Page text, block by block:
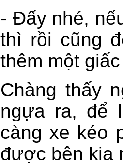
- Đấy nhé,
thì rồi cũng
thêm một
Chàng thấy
ngựa ra, để
càng xe kéo
được bên kia